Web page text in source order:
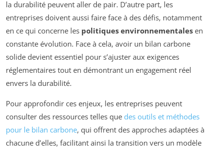
la durabilité peuvent aller de pair. D’autre part, les
entreprises doivent aussi faire face à des défis, notamment
en ce qui concerne les politiques environnementales en
constante évolution. Face à cela, avoir un bilan carbone
solide devient essentiel pour s’ajuster aux exigences
réglementaires tout en démontrant un engagement réel
envers la durabilité.
Pour approfondir ces enjeux, les entreprises peuvent
consulter des ressources telles que des outils et méthodes
pour le bilan carbone, qui offrent des approches adaptées à
chacune d’elles, facilitant ainsi la transition vers un modèle